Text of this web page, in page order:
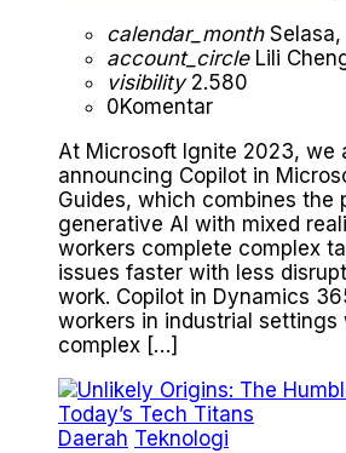
calendar_monthSelasa,
account_circleLili
visibility2.580
0Komentar
At Microsoft Ignite 2023, we
announcing Copilot in
Guides, which combines the
generative AI with mixed
workers complete complex
issues faster with less
work. Copilot in Dynamics
workers in industrial settings
complex […]
Daerah Teknologi